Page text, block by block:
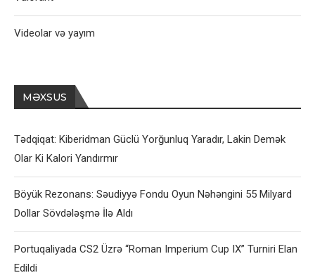
Videolar və yayım
MƏXSUS
Tədqiqat: Kiberidman Güclü Yorğunluq Yaradır, Lakin Demək
Olar Ki Kalori Yandırmır
Böyük Rezonans: Səudiyyə Fondu Oyun Nəhəngini 55 Milyard
Dollar Sövdələşmə İlə Aldı
Portuqaliyada CS2 Üzrə “Roman Imperium Cup IX” Turniri Elan
Edildi